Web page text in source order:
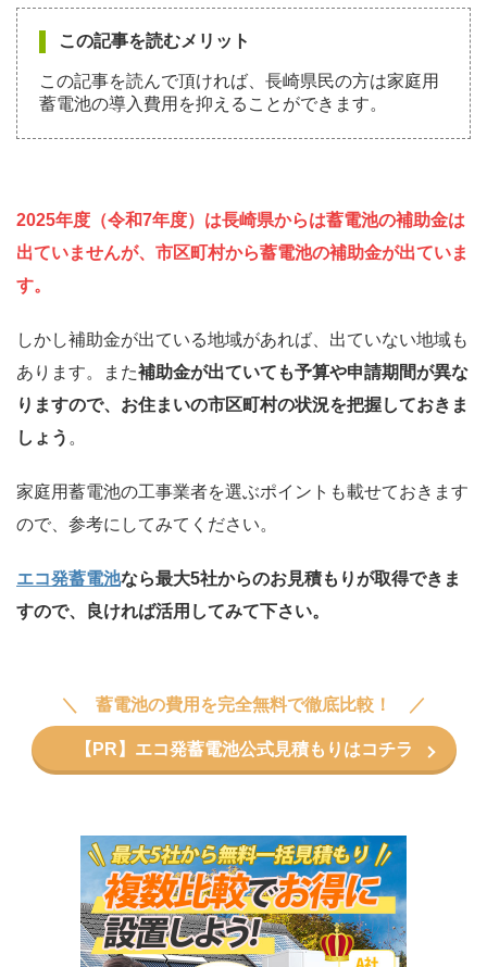
この記事を読むメリット
この記事を読んで頂ければ、長崎県民の方は家庭用
蓄電池の導入費用を抑えることができます。
2025年度（令和7年度）は長崎県からは蓄電池の補助金は
出ていませんが、 市区町村から蓄電池の補助金が出ていま
す。
しかし補助金が出ている地域があれば、出ていない地域も
あります。また補助金が出ていても予算や申請期間が異な
りますので、お住まいの市区町村の状況を把握しておきま
しょう 。
家庭用蓄電池の工事業者を選ぶポイントも載せておきます
ので、参考にしてみてください。
エコ発蓄電池なら最大5社からのお見積もりが取得できま
すので、良ければ活用してみて下さい。
蓄電池の費用を完全無料で徹底比較！
【PR】エコ発蓄電池公式見積もりはコチラ